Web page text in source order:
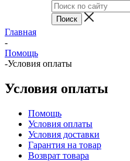
Главная
-
Помощь
-Условия оплаты
Условия оплаты
Помощь
Условия оплаты
Условия доставки
Гарантия на товар
Возврат товара